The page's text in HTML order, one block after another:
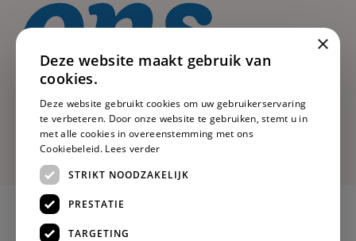
×
Deze website maakt gebruik van
cookies.
Deze website gebruikt cookies om uw gebruikerservaring
te verbeteren. Door onze website te gebruiken, stemt u in
met alle cookies in overeenstemming met ons
Cookiebeleid. Lees verder
STRIKT NOODZAKELIJK
PRESTATIE
TARGETING